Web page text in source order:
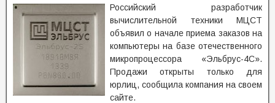
Российский разработчик
вычислительной техники МЦСТ
объявил о начале приема заказов на
компьютеры на базе отечественного
микропроцессора «Эльбрус-4С».
Продажи открыты только для
юрлиц, сообщила компания на своем
сайте.